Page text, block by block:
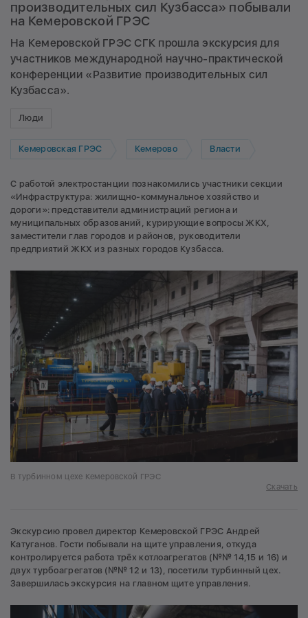
производительных сил Кузбасса» побывали
на Кемеровской ГРЭС
На Кемеровской ГРЭС СГК прошла экскурсия для
участников международной научно-практической
конференции «Развитие производительных сил
Кузбасса».
Люди
Кемеровская ГРЭС Кемерово Власти
С работой электростанции познакомились участники секции
«Инфраструктура: жилищно-коммунальное хозяйство и
дороги»: представители администраций региона и
муниципальных образований, курирующие вопросы ЖКХ,
заместители глав городов и районов, руководители
предприятий ЖКХ из разных городов Кузбасса.
В турбинном цехе Кемеровской ГРЭС
Скачать
Экскурсию провел директор Кемеровской ГРЭС Андрей
Катуганов. Гости побывали на щите управления, откуда
контролируется работа трёх котлоагрегатов (№№ 14,15 и 16) и
двух турбоагрегатов (№№ 12 и 13), посетили турбинный цех.
Завершилась экскурсия на главном щите управления.